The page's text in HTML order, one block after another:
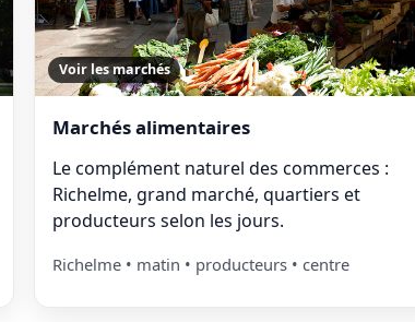
Voir les marchés
Marchés alimentaires
Le complément naturel des commerces :
Richelme, grand marché, quartiers et
producteurs selon les jours.
Richelme • matin • producteurs • centre